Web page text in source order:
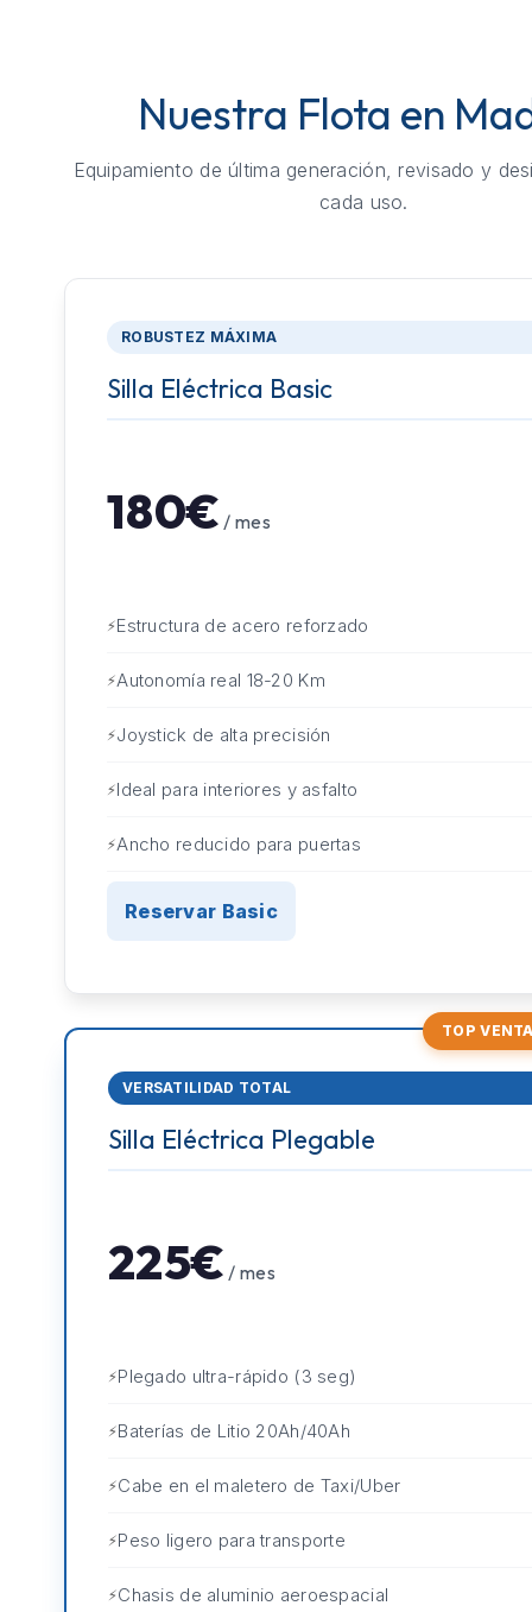
Nuestra Flota en
Equipamiento de última generación, revisado y
cada uso.
ROBUSTEZ MÁXIMA
Silla Eléctrica Basic
180€ / mes
Estructura de acero reforzado
Autonomía real 18-20 Km
Joystick de alta precisión
Ideal para interiores y asfalto
Ancho reducido para puertas
Reservar Basic
TOP
VERSATILIDAD TOTAL
Silla Eléctrica Plegable
225€ / mes
Plegado ultra-rápido (3 seg)
Baterías de Litio 20Ah/40Ah
Cabe en el maletero de Taxi/Uber
Peso ligero para transporte
Chasis de aluminio aeroespacial